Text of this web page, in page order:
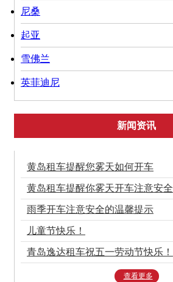
尼桑
起亚
雪佛兰
英菲迪尼
新闻资讯
黄岛租车提醒您雾天如何开车
黄岛租车提醒你雾天开车注意安全
雨季开车注意安全的温馨提示
儿童节快乐！
青岛逸达租车祝五一劳动节快乐！
查看更多